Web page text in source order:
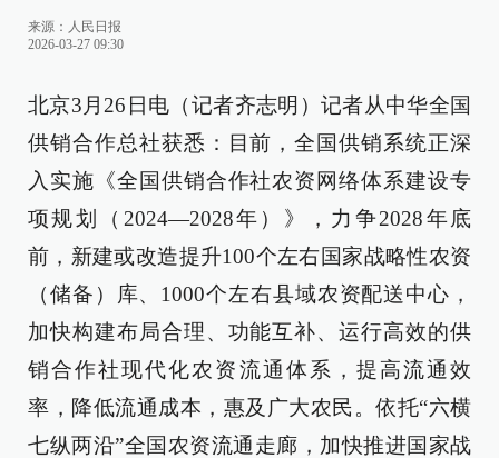
来源： 人民日报
2026-03-27 09:30
北京3月26日电（记者齐志明）记者从中华全国
供销合作总社获悉：目前，全国供销系统正深
入实施《全国供销合作社农资网络体系建设专
项规划（2024—2028年）》，力争2028年底
前，新建或改造提升100个左右国家战略性农资
（储备）库、1000个左右县域农资配送中心，
加快构建布局合理、功能互补、运行高效的供
销合作社现代化农资流通体系，提高流通效
率，降低流通成本，惠及广大农民。依托“六横
七纵两沿”全国农资流通走廊，加快推进国家战